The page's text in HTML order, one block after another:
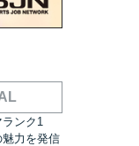
ンク1
力を発信